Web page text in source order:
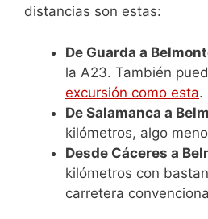
distancias son estas:
De Guarda a
la A23. También
excursión como esta.
De Salamanca a
kilómetros, algo
Desde Cáceres a
kilómetros con
carretera